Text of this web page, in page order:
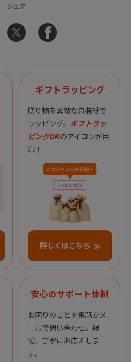
シェア
ギフトラッピング
贈り物を素敵な包装紙で
ラッピング。 ギフトラッ
ピングOKのアイコンが目
印！
詳しくはこちら
安心のサポート体制
お困りのことを電話かメ
ールで問い合わせ。親
切、丁寧にお応えしま
す。